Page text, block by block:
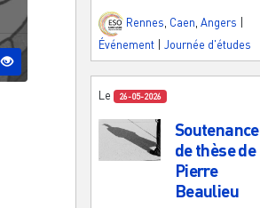
Rennes, Caen, Angers
Événement
Journée d'études
Le 26-05-2026
Soutenance
de thèse de
Pierre
Beaulieu